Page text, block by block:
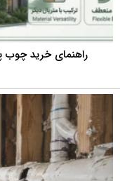
راهنمای خرید چوب